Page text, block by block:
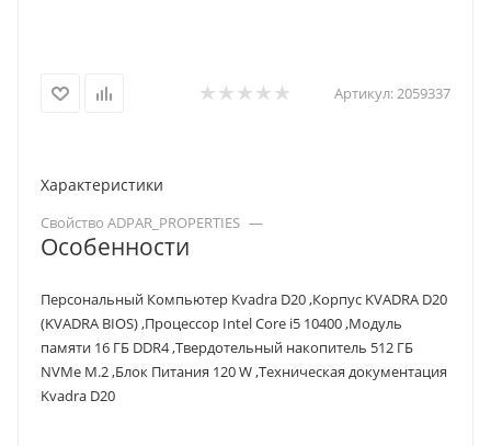
Артикул:2059337
Характеристики
Свойство ADPAR_PROPERTIES —
Особенности
Персональный Компьютер Kvadra D20 ,Корпус KVADRA D20
(KVADRA BIOS) ,Процессор Intel Core i5 10400 ,Модуль
памяти 16 ГБ DDR4 ,Твердотельный накопитель 512 ГБ
NVMe M.2 ,Блок Питания 120 W ,Техническая документация
Kvadra D20